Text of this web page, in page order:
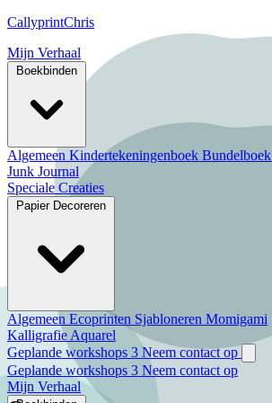
CallyprintChris
Mijn Verhaal
Boekbinden
Algemeen Kindertekeningenboek Bundelboek
Junk Journal
Speciale Creaties
Papier Decoreren
Algemeen Ecoprinten Sjabloneren Momigami
Kalligrafie Aquarel
Geplande workshops 3 Neem contact op
Geplande workshops 3 Neem contact op
Mijn Verhaal